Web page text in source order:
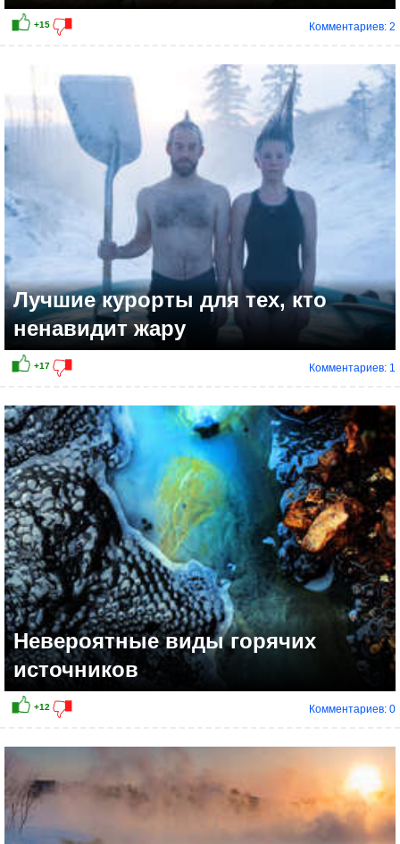
+6
Комментариев: 2
Лучшие курорты для тех, кто
ненавидит жару
Комментариев: 1
Невероятные виды горячих
источников
Комментариев: 0